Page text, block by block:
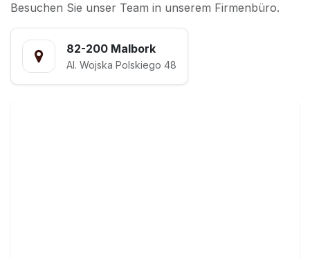
Besuchen Sie unser Team in unserem Firmenbüro.
82-200 Malbork
Al. Wojska Polskiego 48